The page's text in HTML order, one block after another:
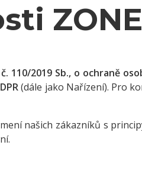
110/2019 Sb., o ochraně
(dále jako Nařízení). Pro
našich zákazníků s